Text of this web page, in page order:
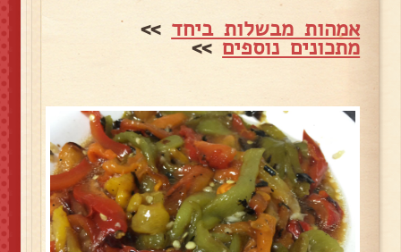
אמהות מבשלות ביחד >>
מתכונים נוספים>>